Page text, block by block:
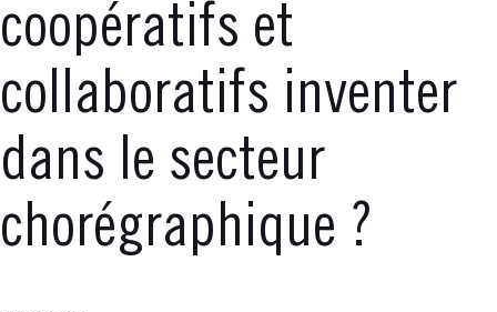
coopératifs et
collaboratifs inventer
dans le secteur
chorégraphique ?